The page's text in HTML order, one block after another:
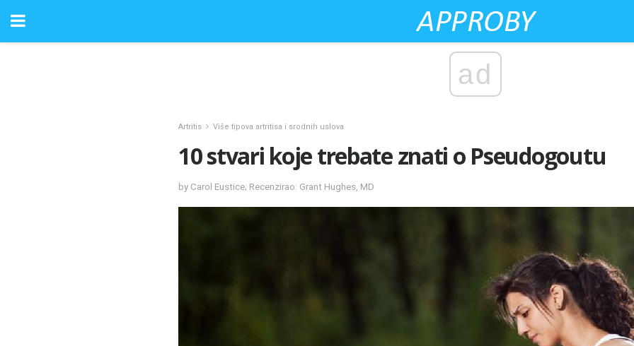
ad
Artritis Više tipova artritisa i srodnih uslova
10 stvari koje trebate znati o Pseudogoutu
by Carol Eustice; Recenzirao: Grant Hughes, MD